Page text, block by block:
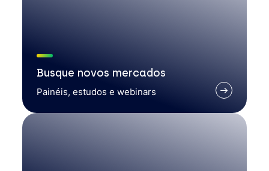
Busque novos mercados
Painéis, estudos e webinars